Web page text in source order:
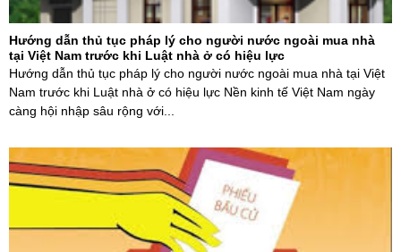
Hướng dẫn thủ tục pháp lý cho người nước ngoài mua nhà
tại Việt Nam trước khi Luật nhà ở có hiệu lực
Hướng dẫn thủ tục pháp lý cho người nước ngoài mua nhà tại Việt
Nam trước khi Luật nhà ở có hiệu lực Nền kinh tế Việt Nam ngày
càng hội nhập sâu rộng với...